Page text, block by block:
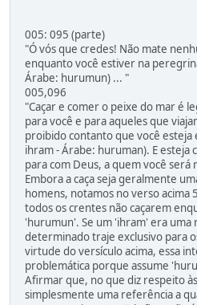
005: 095 (parte)
"Ó vós que credes! Não mate
enquanto você estiver na
Árabe: hurumun) ... "
005,096
"Caçar e comer o peixe do mar é
para você e para aqueles que
proibido contanto que você
ihram - Árabe: huruman). E esteja
para com Deus, a quem você será
Embora a caça seja geralmente
homens, notamos no verso acima
todos os crentes não caçarem
'hurumun'. Se um 'ihram' era uma
determinado traje exclusivo para
virtude do versículo acima, essa
problemática porque assume
Afirmar que, no que diz respeito
simplesmente uma referência a